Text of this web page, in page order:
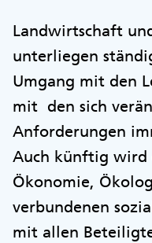
Landwirtschaft
unterliegen
Umgang mit den
mit den sich
Anforderungen
Auch künftig wird
Ökonomie,
verbundenen
mit allen